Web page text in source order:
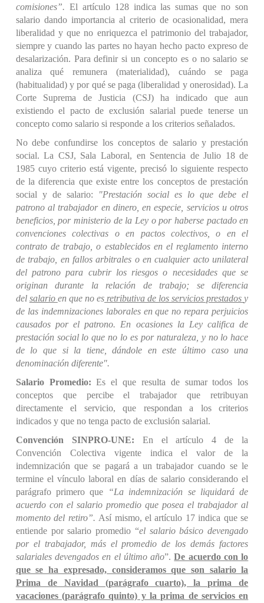
comisiones”. El artículo 128 indica las sumas que no son
salario dando importancia al criterio de ocasionalidad, mera
liberalidad y que no enriquezca el patrimonio del trabajador,
siempre y cuando las partes no hayan hecho pacto expreso de
desalarización. Para definir si un concepto es o no salario se
analiza qué remunera (materialidad), cuándo se paga
(habitualidad) y por qué se paga (liberalidad y onerosidad). La
Corte Suprema de Justicia (CSJ) ha indicado que aun
existiendo el pactode exclusión salarial puede tenerse un
concepto como salario si responde a los criterios señalados.
No debe confundirse los conceptos de salario y prestación
social. La CSJ, Sala Laboral, en Sentencia de Julio 18 de
1985 cuyo criterio está vigente, precisó lo siguiente respecto
de la diferencia que existe entre los conceptos de prestación
social y de salario:
"Prestación social es lo que debe el
patrono al trabajador en dinero, en especie, servicios u otros
beneficios, por ministerio de la Ley o por haberse pactado en
convenciones colectivas o en pactos colectivos, o en el
contrato de trabajo, o establecidos en el reglamento interno
de trabajo, en fallos arbitrales o en cualquier acto unilateral
del patrono para cubrir los riesgos o necesidades que se
originan durante la relación de trabajo; se diferencia
del salario en que no es retributiva de los servicios prestadosy
de las indemnizaciones laborales en que no repara perjuicios
causados por el patrono. En ocasiones la Ley califica de
prestación social lo que no lo es por naturaleza, y no lo hace
de lo que si la tiene, dándole en este último caso una
denominación diferente".
Salario Promedio:Es el que resulta de sumar todos los
conceptos que percibe el trabajador que retribuyan
directamente el servicio, que respondan a los criterios
indicados y que no tenga pacto de exclusión salarial.
Convención SINPRO-UNE: En el artículo 4 de la
Convención Colectiva vigente indica el valor de la
indemnización que se pagará a un trabajador cuando se le
termine el vínculo laboral en días de salario considerando el
parágrafo primero que
“La indemnización se liquidará de
acuerdo con el salario promedio que posea el trabajador al
momento del retiro”. Así mismo, el artículo 17 indica que se
entiende por salario promedio “el salario básico devengado
por el trabajador, más el promedio de los demás factores
salariales devengados en el último año”.De acuerdo con lo
que se ha expresado, consideramos que son salario la
Prima de Navidad (parágrafo cuarto), la prima de
vacaciones (parágrafo quinto) y la prima de servicios en